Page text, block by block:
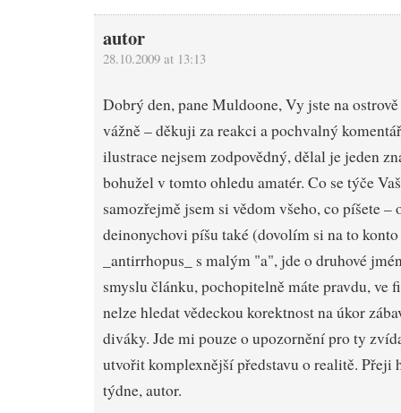
autor
28.10.2009 at 13:13
Dobrý den, pane Muldoone, Vy jste na
vážně – děkuji za reakci a pochvalný
ilustrace nejsem zodpovědný, dělal je jeden
bohužel v tomto ohledu amatér. Co se týče
samozřejmě jsem si vědom všeho, co píšete –
deinonychovi píšu také (dovolím si na to
_antirrhopus_ s malým "a", jde o druhové
smyslu článku, pochopitelně máte pravdu, ve
nelze hledat vědeckou korektnost na úkor
diváky. Jde mi pouze o upozornění pro ty
utvořit komplexnější představu o realitě. Přeji
týdne, autor.